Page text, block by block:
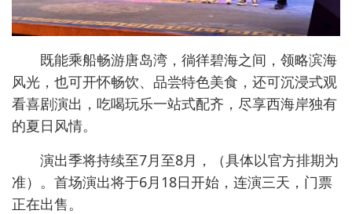
既能乘船畅游唐岛湾，徜徉碧海之间，领略滨海
风光，也可开怀畅饮、品尝特色美食，还可沉浸式观
看喜剧演出，吃喝玩乐一站式配齐，尽享西海岸独有
的夏日风情。
演出季将持续至7月至8月，（具体以官方排期为
准）。首场演出将于6月18日开始，连演三天，门票
正在出售。